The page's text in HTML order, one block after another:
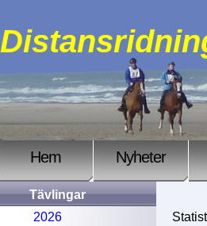
Hem Nyheter
Tävlingar
2026